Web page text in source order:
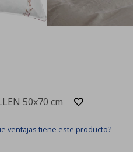
50x70 cm
ventajas tiene este producto?